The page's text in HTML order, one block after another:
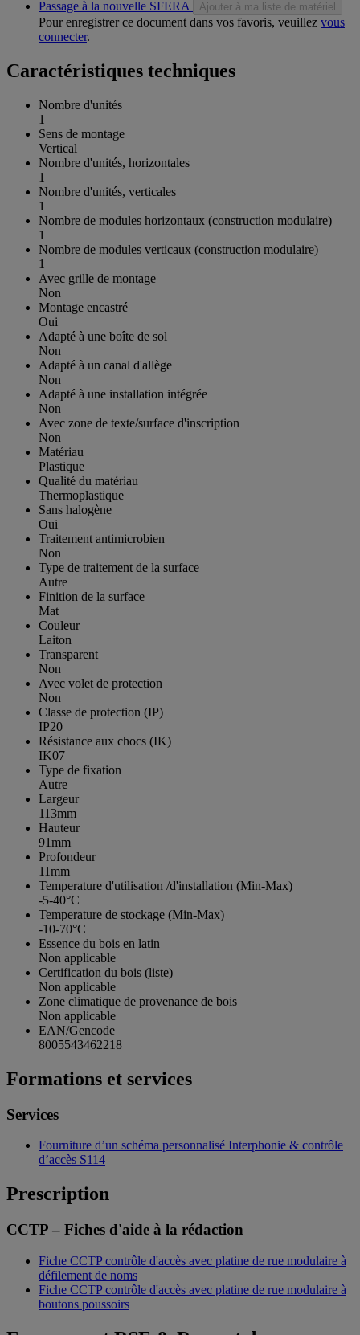
Passage à la nouvelle SFERA
Ajouter à ma liste de matériel
Pour enregistrer ce document dans vos favoris, veuillez vous
connecter.
Caractéristiques techniques
Nombre d'unités
1
Sens de montage
Vertical
Nombre d'unités, horizontales
1
Nombre d'unités, verticales
1
Nombre de modules horizontaux (construction modulaire)
1
Nombre de modules verticaux (construction modulaire)
1
Avec grille de montage
Non
Montage encastré
Oui
Adapté à une boîte de sol
Non
Adapté à un canal d'allège
Non
Adapté à une installation intégrée
Non
Avec zone de texte/surface d'inscription
Non
Matériau
Plastique
Qualité du matériau
Thermoplastique
Sans halogène
Oui
Traitement antimicrobien
Non
Type de traitement de la surface
Autre
Finition de la surface
Mat
Couleur
Laiton
Transparent
Non
Avec volet de protection
Non
Classe de protection (IP)
IP20
Résistance aux chocs (IK)
IK07
Type de fixation
Autre
Largeur
113mm
Hauteur
91mm
Profondeur
11mm
Temperature d'utilisation /d'installation (Min-Max)
-5-40°C
Temperature de stockage (Min-Max)
-10-70°C
Essence du bois en latin
Non applicable
Certification du bois (liste)
Non applicable
Zone climatique de provenance de bois
Non applicable
EAN/Gencode
8005543462218
Formations et services
Services
Fourniture d’un schéma personnalisé Interphonie & contrôle
d’accès S114
Prescription
CCTP – Fiches d'aide à la rédaction
Fiche CCTP contrôle d'accès avec platine de rue modulaire à
défilement de noms
Fiche CCTP contrôle d'accès avec platine de rue modulaire à
boutons poussoirs